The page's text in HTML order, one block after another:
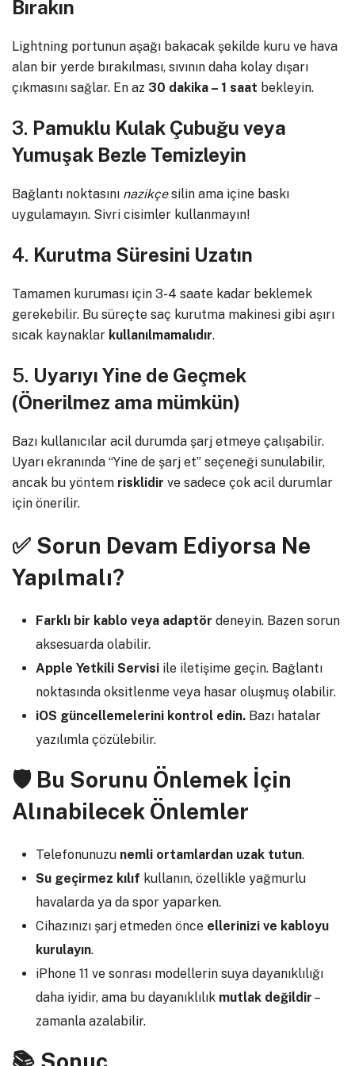
Bırakın
Lightning portunun aşağı bakacak şekilde kuru ve hava
alan bir yerde bırakılması, sıvının daha kolay dışarı
çıkmasını sağlar. En az 30 dakika – 1 saat bekleyin.
3. Pamuklu Kulak Çubuğu veya
Yumuşak Bezle Temizleyin
Bağlantı noktasını nazikçesilin ama içine baskı
uygulamayın. Sivri cisimler kullanmayın!
4. Kurutma Süresini Uzatın
Tamamen kuruması için 3-4 saate kadar beklemek
gerekebilir. Bu süreçte saç kurutma makinesi gibi aşırı
sıcak kaynaklar kullanılmamalıdır.
5. Uyarıyı Yine de Geçmek
(Önerilmez ama mümkün)
Bazı kullanıcılar acil durumda şarj etmeye çalışabilir.
Uyarı ekranında “Yine de şarj et” seçeneği sunulabilir,
ancak bu yöntem risklidir ve sadece çok acil durumlar
için önerilir.
✅ Sorun Devam Ediyorsa Ne
Yapılmalı?
Farklı bir kablo veya adaptör deneyin. Bazen sorun
aksesuarda olabilir.
Apple Yetkili Servisi ile iletişime geçin. Bağlantı
noktasında oksitlenme veya hasar oluşmuş olabilir.
iOS güncellemelerini kontrol edin. Bazı hatalar
yazılımla çözülebilir.
🛡️ Bu Sorunu Önlemek İçin
Alınabilecek Önlemler
Telefonunuzu nemli ortamlardan uzak tutun.
Su geçirmez kılıf kullanın, özellikle yağmurlu
havalarda ya da spor yaparken.
Cihazınızı şarj etmeden önce ellerinizi ve kabloyu
kurulayın.
iPhone 11 ve sonrası modellerin suya dayanıklılığı
daha iyidir, ama bu dayanıklılık mutlak değildir –
zamanla azalabilir.